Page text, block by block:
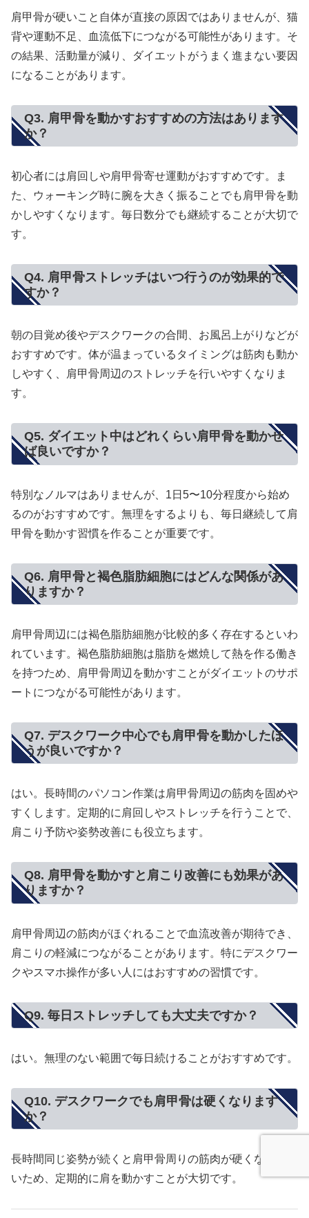
肩甲骨が硬いこと自体が直接の原因ではありませんが、猫
背や運動不足、血流低下につながる可能性があります。そ
の結果、活動量が減り、ダイエットがうまく進まない要因
になることがあります。
Q3. 肩甲骨を動かすおすすめの方法はあります
か？
初心者には肩回しや肩甲骨寄せ運動がおすすめです。ま
た、ウォーキング時に腕を大きく振ることでも肩甲骨を動
かしやすくなります。毎日数分でも継続することが大切で
す。
Q4. 肩甲骨ストレッチはいつ行うのが効果的で
すか？
朝の目覚め後やデスクワークの合間、お風呂上がりなどが
おすすめです。体が温まっているタイミングは筋肉も動か
しやすく、肩甲骨周辺のストレッチを行いやすくなりま
す。
Q5. ダイエット中はどれくらい肩甲骨を動かせ
ば良いですか？
特別なノルマはありませんが、1日5〜10分程度から始め
るのがおすすめです。無理をするよりも、毎日継続して肩
甲骨を動かす習慣を作ることが重要です。
Q6. 肩甲骨と褐色脂肪細胞にはどんな関係があ
りますか？
肩甲骨周辺には褐色脂肪細胞が比較的多く存在するといわ
れています。褐色脂肪細胞は脂肪を燃焼して熱を作る働き
を持つため、肩甲骨周辺を動かすことがダイエットのサポ
ートにつながる可能性があります。
Q7. デスクワーク中心でも肩甲骨を動かしたほ
うが良いですか？
はい。長時間のパソコン作業は肩甲骨周辺の筋肉を固めや
すくします。定期的に肩回しやストレッチを行うことで、
肩こり予防や姿勢改善にも役立ちます。
Q8. 肩甲骨を動かすと肩こり改善にも効果があ
りますか？
肩甲骨周辺の筋肉がほぐれることで血流改善が期待でき、
肩こりの軽減につながることがあります。特にデスクワー
クやスマホ操作が多い人にはおすすめの習慣です。
Q9. 毎日ストレッチしても大丈夫ですか？
はい。無理のない範囲で毎日続けることがおすすめです。
Q10. デスクワークでも肩甲骨は硬くなります
か？
長時間同じ姿勢が続くと肩甲骨周りの筋肉が硬くなりやす
いため、定期的に肩を動かすことが大切です。